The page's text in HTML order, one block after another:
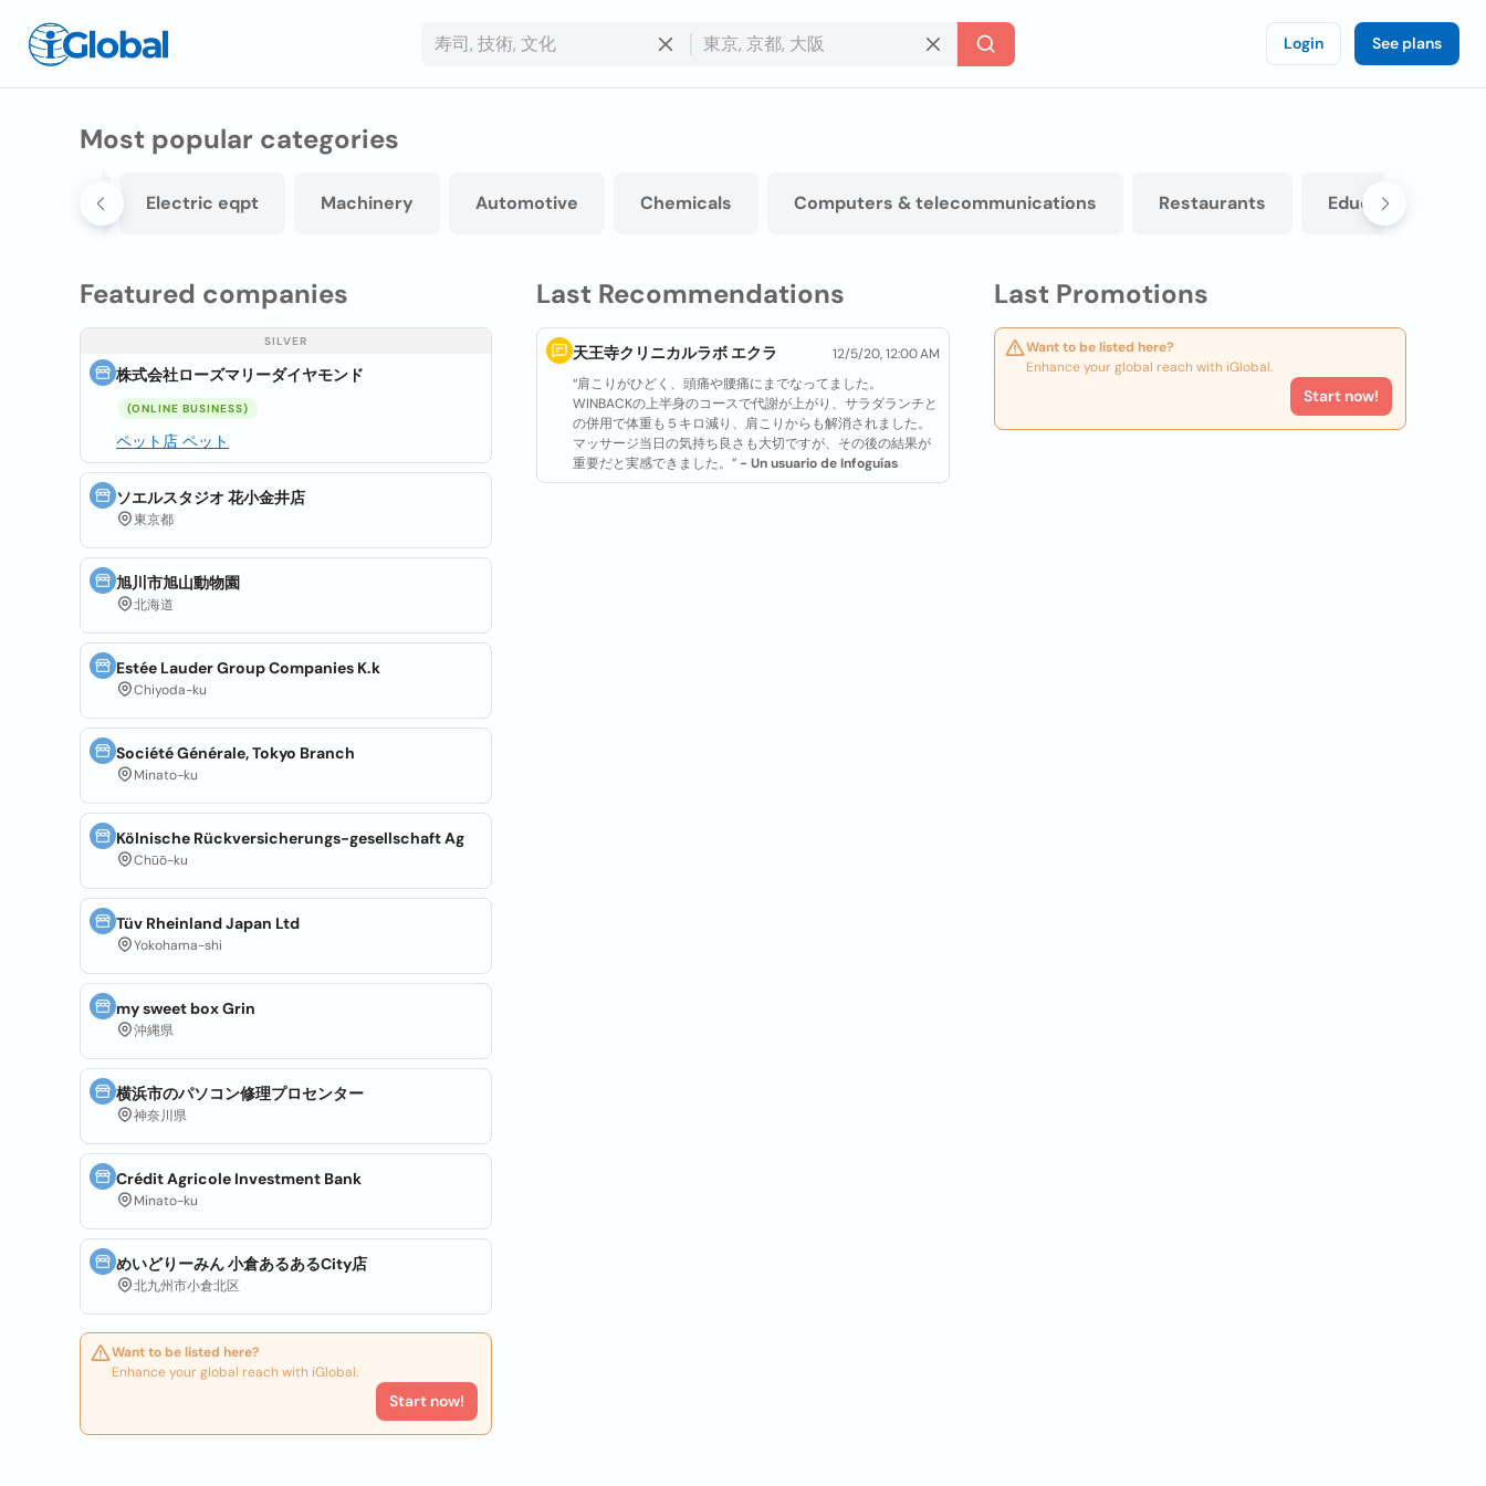
Login See plans
Most popular categories
Electric eqpt Machinery Automotive Chemicals Computers & telecommunications Restaurants Education
Featured companies
SILVER
株式会社ローズマリーダイヤモンド
(ONLINE BUSINESS)
ペット店 ペット
ソエルスタジオ 花小金井店
東京都
旭川市旭山動物園
北海道
Estée Lauder Group Companies K.k
Chiyoda-ku
Société Générale, Tokyo Branch
Minato-ku
Kölnische Rückversicherungs-gesellschaft Ag
Chūō-ku
Tüv Rheinland Japan Ltd
Yokohama-shi
my sweet box Grin
沖縄県
横浜市のパソコン修理プロセンター
神奈川県
Crédit Agricole Investment Bank
Minato-ku
めいどりーみん 小倉あるあるCity店
北九州市小倉北区
Want to be listed here?
Enhance your global reach with iGlobal.
Start now!
Last Recommendations
天王寺クリニカルラボ エクラ
12/5/20, 12:00 AM
“肩こりがひどく、頭痛や腰痛にまでなってました。
WINBACKの上半身のコースで代謝が上がり、サラダランチと
の併用で体重も５キロ減り、肩こりからも解消されました。
マッサージ当日の気持ち良さも大切ですが、その後の結果が
重要だと実感できました。” - Un usuario de Infoguías
Last Promotions
Want to be listed here?
Enhance your global reach with iGlobal.
Start now!